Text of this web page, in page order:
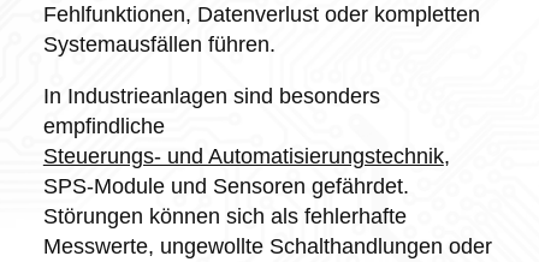
Fehlfunktionen, Datenverlust oder kompletten
Systemausfällen führen.
In Industrieanlagen sind besonders
empfindliche
Steuerungs- und Automatisierungstechnik,
SPS-Module und Sensoren gefährdet.
Störungen können sich als fehlerhafte
Messwerte, ungewollte Schalthandlungen oder